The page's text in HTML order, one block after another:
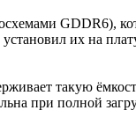
GDDR6),
их на
такую
при полной